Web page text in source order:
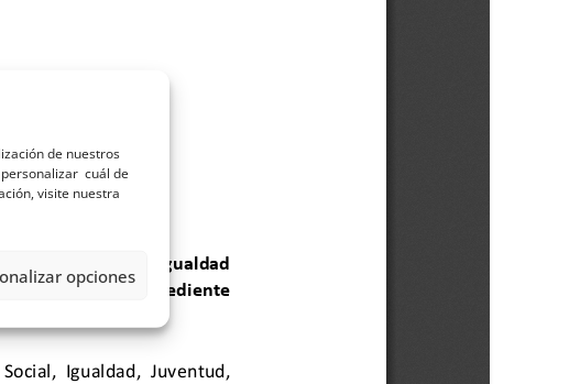
de nuestros
cuál de
visite nuestra
opciones